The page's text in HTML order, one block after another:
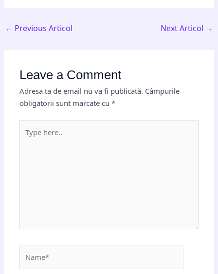
← Previous Articol Next Articol →
Leave a Comment
Adresa ta de email nu va fi publicată. Câmpurile
obligatorii sunt marcate cu*
here..